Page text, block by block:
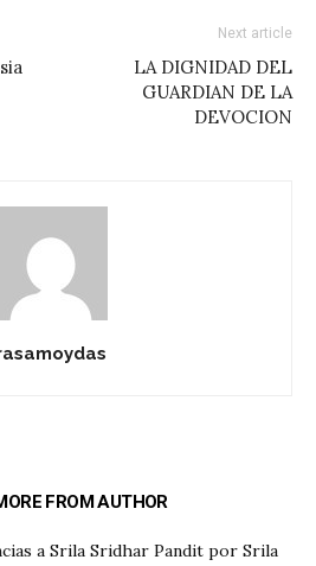
Next article
LA DIGNIDAD DEL
GUARDIAN DE LA
DEVOCION
FROM AUTHOR
a Srila Sridhar Pandit por Srila